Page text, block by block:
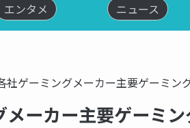
エンタメ ニュース
社ゲーミングメーカー主要ゲーミン
メーカー主要ゲーミ